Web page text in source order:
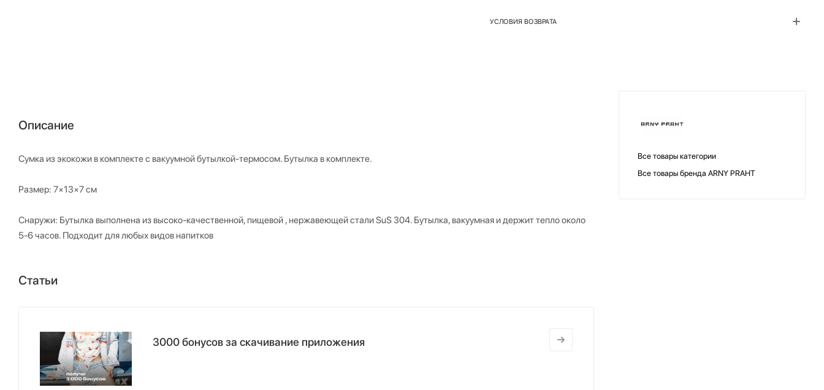
УСЛОВИЯ ВОЗВРАТА
Описание
Сумка из экокожи в комплекте с вакуумной бутылкой-термосом. Бутылка в комплекте.
Размер: 7×13×7 см
Снаружи: Бутылка выполнена из высоко-качественной, пищевой , нержавеющей стали SuS 304. Бутылка, вакуумная и держит тепло около
5-6 часов. Подходит для любых видов напитков
Статьи
3000 бонусов за скачивание приложения
Все товары категории
Все товары бренда ARNY PRAHT